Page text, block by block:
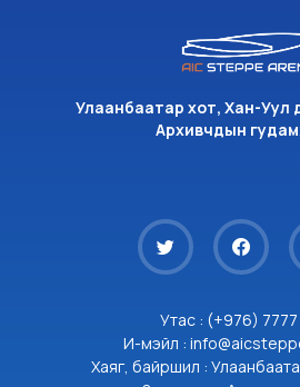
Улаанбаатар хот, Хан-Уул
Архивчдын
Утас : (+976)
И-мэйл :
Хаяг, байршил :